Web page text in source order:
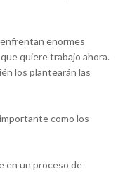
enormes
quiere trabajo ahora.
los plantearán las
como los
en un proceso de